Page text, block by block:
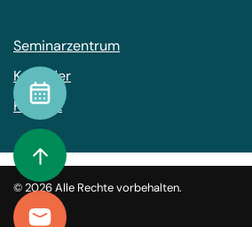
Kontakt
To Top
Kalender
Seminarzentrum
Kalender
Kontakt
©2026Alle Rechte vorbehalten.